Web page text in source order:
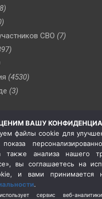
СВО (7)
(4530)
(3)
(3)
(3)
в Украине
на Украине
(404)
ВАШУ
файлы cookie для
показа
также анализа нашего
вы соглашаетесь на
и вами
.
сервис веб-